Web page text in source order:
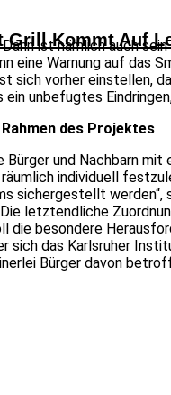
Grill Kommt Auf
ist nämlich auch
eine Warnung auf das
sich vorher einstellen,
unbefugtes
des Projektes
und Nachbarn
individuell
sichergestellt
letztendliche
die besondere
sich das Karlsruher
Bürger davon